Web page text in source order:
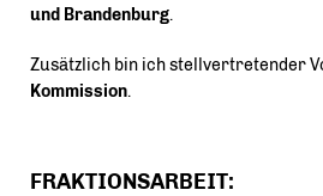
und Brandenburg.
Zusätzlich bin ich stellvertretender
Kommission.
FRAKTIONSARBEIT: